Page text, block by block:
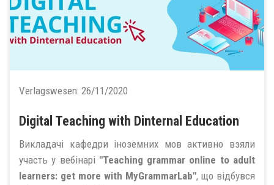
Verlagswesen: 26/11/2020
Digital Teaching with Dinternal Education
Викладачі кафедри іноземних мов активно взяли
участь у вебінарі "Teaching grammar online to adult
learners: get more with MyGrammarLab", що відбувся